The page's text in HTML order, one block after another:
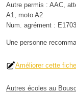
Autre permis : AAC,
A1, moto A2
Num. agrément :
Une personne
Améliorer cette fiche
Autres écoles au